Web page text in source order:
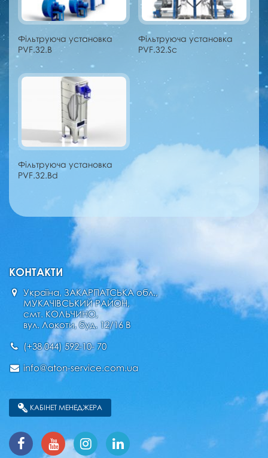
Фільтруюча установка
PVF.32.B
Фільтруюча установка
PVF.32.Sc
Фільтруюча установка
PVF.32.Bd
КОНТАКТИ
Україна, ЗАКАРПАТСЬКА обл.,
МУКАЧІВСЬКИЙ РАЙОН,
смт. КОЛЬЧИНО,
вул. Локоти, буд. 12/16 В
(+38 044) 592-10- 70
info@aton-service.com.ua
КАБІНЕТ МЕНЕДЖЕРА